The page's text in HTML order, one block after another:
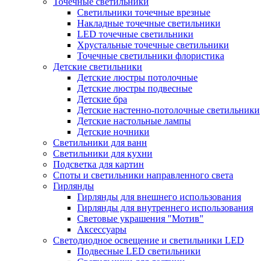
Светильники точечные врезные
Накладные точечные светильники
LED точечные светильники
Хрустальные точечные светильники
Точечные светильники флористика
Детские светильники
Детские люстры потолочные
Детские люстры подвесные
Детские бра
Детские настенно-потолочные светильники
Детские настольные лампы
Детские ночники
Светильники для ванн
Светильники для кухни
Подсветка для картин
Споты и светильники направленного света
Гирлянды
Гирлянды для внешнего использования
Гирлянды для внутреннего использования
Световые украшения "Мотив"
Аксессуары
Светодиодное освещение и светильники LED
Подвесные LED светильники